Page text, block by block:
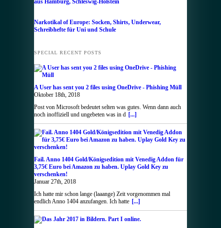
aus Hamburg, Schleswig-Holstein
Narkotikal of Europe: Socken, Shirts, Underwear,
Schreibhefte für Uni und Schule
SPECIAL RECENT POSTS
A User has sent you 2 files using OneDrive - Phishing Müll
Oktober 18th, 2018
Post von Microsoft bedeutet selten was gutes. Wenn dann auch
noch inoffiziell und ungebeten was in d [...]
Fail. Anno 1404 Gold/Königsedition mit Venedig Addon für
3,75€ Euro bei Amazon zu haben. Uplay Gold Key zu
verschenken!
Januar 27th, 2018
Ich hatte mir schon lange (laaange) Zeit vorgenommen mal
endlich Anno 1404 anzufangen. Ich hatte [...]